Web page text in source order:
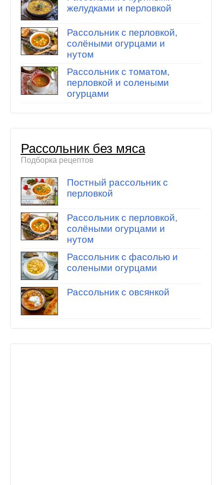
желудками и перловкой
Рассольник с перловкой,
солёными огурцами и
нутом
Рассольник с томатом,
перловкой и солеными
огурцами
Рассольник без мяса
Подборка рецептов
Постный рассольник с
перловкой
Рассольник с перловкой,
солёными огурцами и
нутом
Рассольник с фасолью и
солеными огурцами
Рассольник с овсянкой